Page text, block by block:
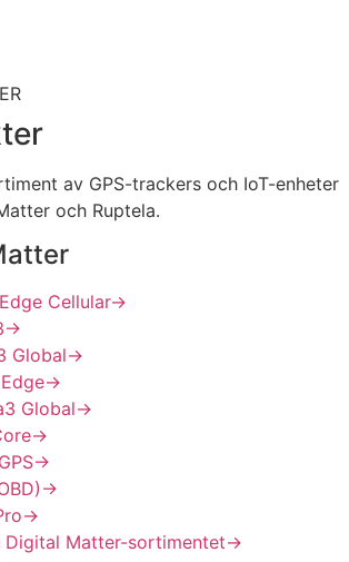
av GPS-trackers och IoT-enheter
och Ruptela.
Cellular→
→
Global→
→
Global→
→
→
→
→
Matter-sortimentet→